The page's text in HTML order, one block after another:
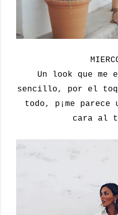
Un look que me
sencillo, por el
todo, p¡me
cara al